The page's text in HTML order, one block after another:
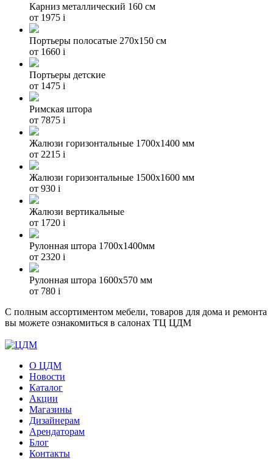
Карниз металлический 160 см
от 1975 i
Портьеры полосатые 270х150 см
от 1660 i
Портьеры детские
от 1475 i
Римская штора
от 7875 i
Жалюзи горизонтальные 1700х1400 мм
от 2215 i
Жалюзи горизонтальные 1500х1600 мм
от 930 i
Жалюзи вертикальные
от 1720 i
Рулонная штора 1700х1400мм
от 2320 i
Рулонная штора 1600х570 мм
от 780 i
С полным ассортиментом мебели, товаров для дома и ремонта
вы можете ознакомиться в салонах ТЦ ЦДМ
О ЦДМ
Новости
Каталог
Акции
Магазины
Дизайнерам
Арендаторам
Блог
Контакты